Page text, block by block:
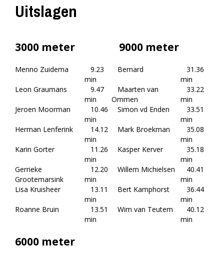
Uitslagen
3000 meter 9000 meter
Menno Zuidema
9.23
min
Bernard
31.36
min
Leon Graumans
9.47
min
Maarten van
Ommen
33.22
min
Jeroen Moorman
10.46
min
Simon vd Enden
33.51
min
Herman Lenferink
14.12
min
Mark Broekman
35.08
min
Karin Gorter
11.26
min
Kasper Kerver
35.18
min
Gerrieke
Grootemarsink
12.20
min
Willem Michielsen
40.41
min
Lisa Kruisheer
13.11
min
Bert Kamphorst
36.44
min
Roanne Bruin
13.51
min
Wim van Teutem
40.12
min
6000 meter